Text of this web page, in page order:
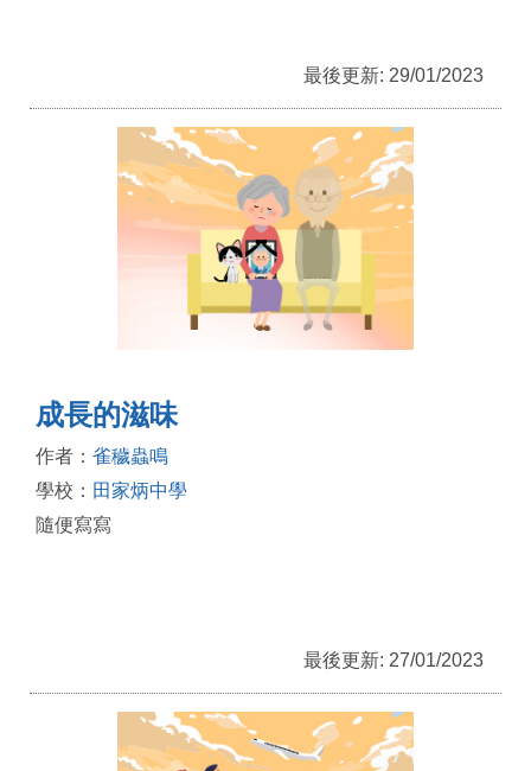
最後更新: 29/01/2023
成長的滋味
作者： 雀穢蟲鳴
學校： 田家炳中學
隨便寫寫
最後更新: 27/01/2023